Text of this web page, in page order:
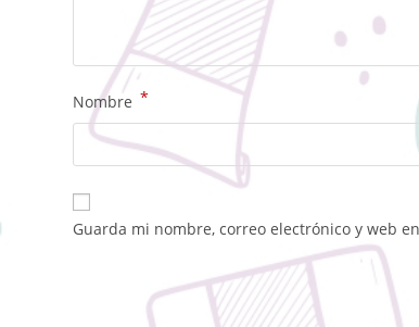
Nombre *
Guarda mi nombre, correo electrónico y web